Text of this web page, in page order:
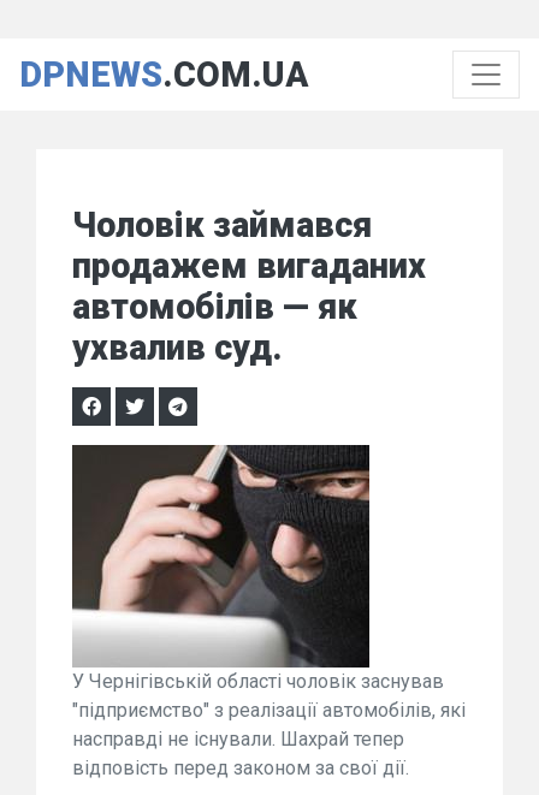
DPNEWS.COM.UA
Чоловік займався
продажем вигаданих
автомобілів — як
ухвалив суд.
У Чернігівській області чоловік заснував
"підприємство" з реалізації автомобілів, які
насправді не існували. Шахрай тепер
відповість перед законом за свої дії.